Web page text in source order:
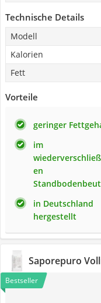
Technische Details
Modell
Kalorien
Fett
Vorteile
geringer
im
en
in Deutschland
hergestellt
Saporepuro
Bestseller